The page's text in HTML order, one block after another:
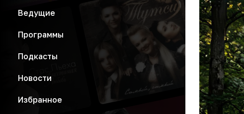
Ведущие
Программы
Подкасты
Новости
Избранное